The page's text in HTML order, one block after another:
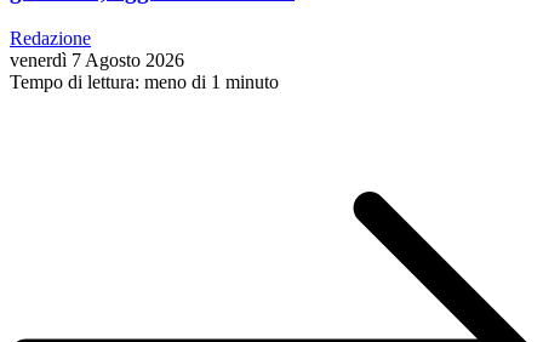
Redazione
venerdì 7 Agosto 2026
Tempo di lettura: meno di 1 minuto